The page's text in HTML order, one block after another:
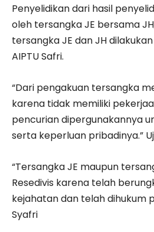
Penyelidikan dari hasil
oleh tersangka JE bersama
tersangka JE dan JH
AIPTU Safri.
“Dari pengakuan tersangka
karena tidak memiliki
pencurian dipergunakannya
serta keperluan pribadinya.”
“Tersangka JE maupun
Resedivis karena telah
kejahatan dan telah dihukum
Syafri